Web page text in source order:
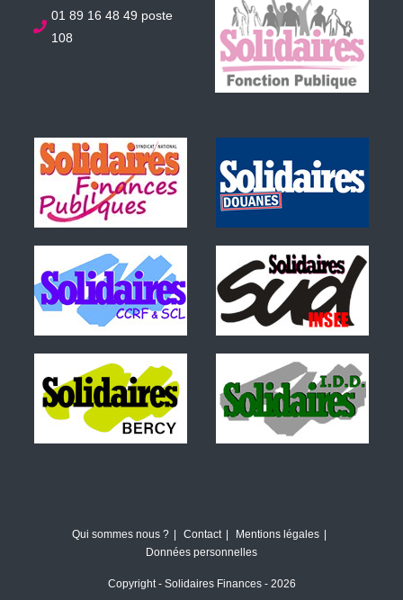
01 89 16 48 49 poste
108
Qui sommes nous ? Contact
Mentions légales
Données personnelles
Copyright - Solidaires Finances - 2026